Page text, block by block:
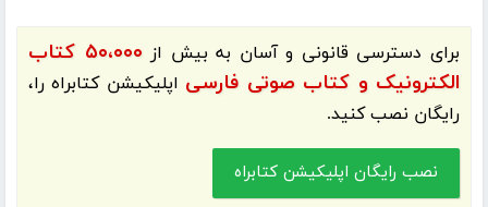
برای دسترسی قانونی و آسان به بیش از
۵۰،۰۰۰ کتاب
الکترونیک و کتاب صوتی فارسی اپلیکیشنکتابراهرا،
رایگان نصب کنید.
نصب رایگان اپلیکیشن کتابراه